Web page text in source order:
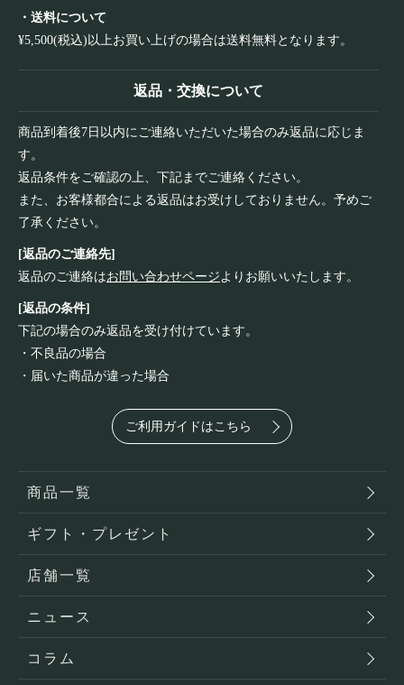
・送料について
¥5,500(税込)以上お買い上げの場合は送料無料となります。
返品・交換について
商品到着後7日以内にご連絡いただいた場合のみ返品に応じま
す。
返品条件をご確認の上、下記までご連絡ください。
また、お客様都合による返品はお受けしておりません。予めご
了承ください。
[返品のご連絡先]
返品のご連絡はお問い合わせページよりお願いいたします。
[返品の条件]
下記の場合のみ返品を受け付けています。
・不良品の場合
・届いた商品が違った場合
ご利用ガイドはこちら
商品一覧
ギフト・プレゼント
店舗一覧
ニュース
コラム